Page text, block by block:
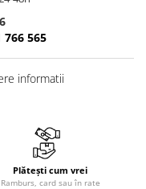
766 565
informatii
Plătești cum vrei
Ramburs, card sau în rate